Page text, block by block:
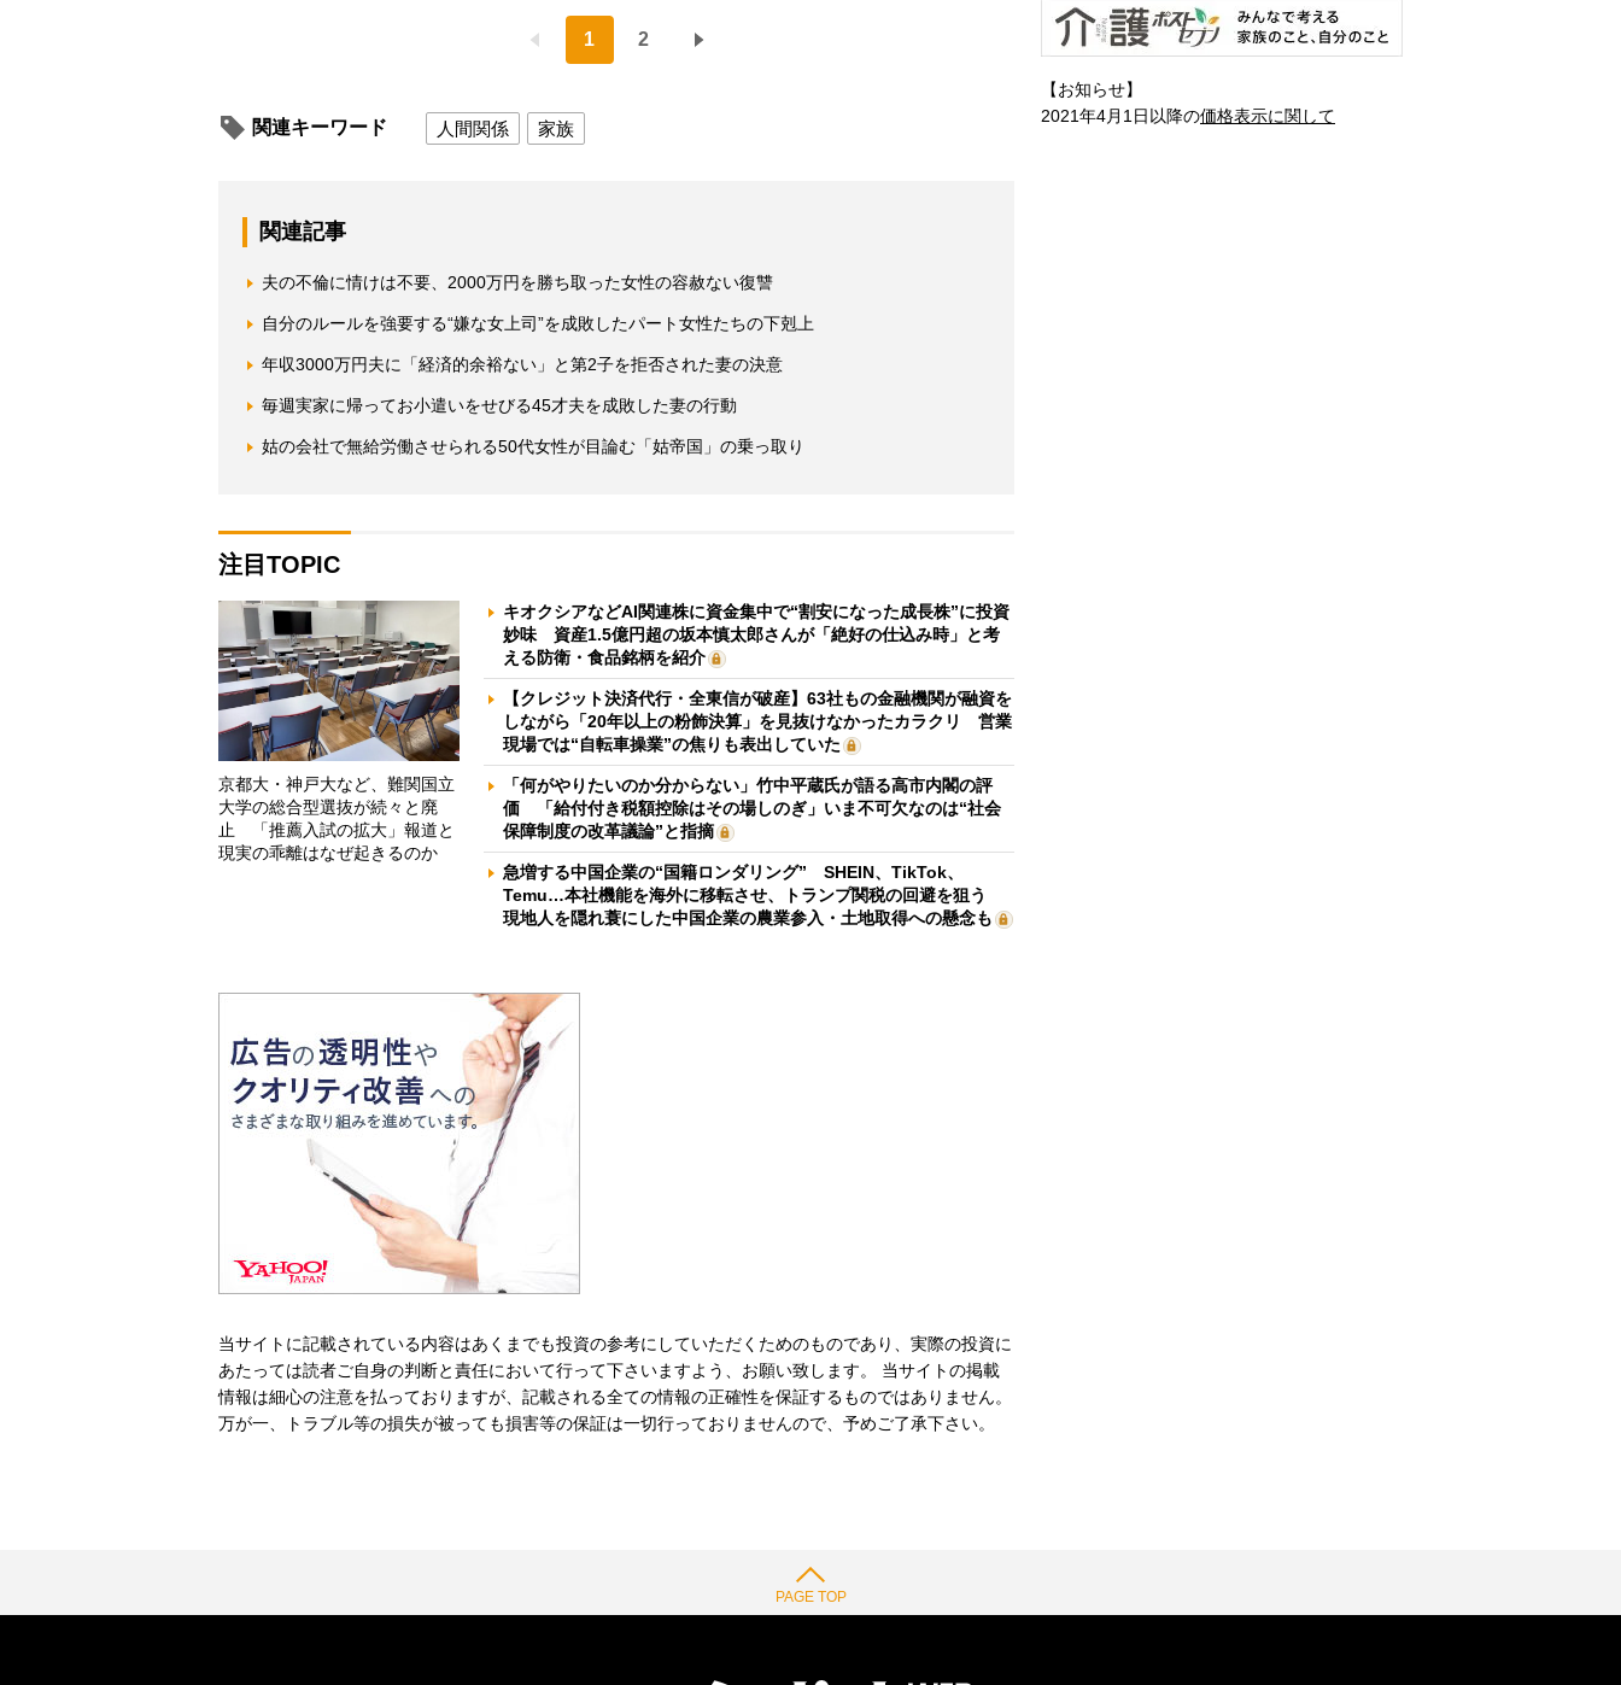
1 2
関連キーワード 人間関係 家族
関連記事
夫の不倫に情けは不要、2000万円を勝ち取った女性の容赦ない復讐
自分のルールを強要する“嫌な女上司”を成敗したパート女性たちの下剋上
年収3000万円夫に「経済的余裕ない」と第2子を拒否された妻の決意
毎週実家に帰ってお小遣いをせびる45才夫を成敗した妻の行動
姑の会社で無給労働させられる50代女性が目論む「姑帝国」の乗っ取り
注目TOPIC
京都大・神戸大など、難関国立
大学の総合型選抜が続々と廃
止 「推薦入試の拡大」報道と
現実の乖離はなぜ起きるのか
キオクシアなどAI関連株に資金集中で“割安になった成長株”に投資
妙味 資産1.5億円超の坂本慎太郎さんが「絶好の仕込み時」と考
える防衛・食品銘柄を紹介
【クレジット決済代行・全東信が破産】63社もの金融機関が融資を
しながら「20年以上の粉飾決算」を見抜けなかったカラクリ 営業
現場では“自転車操業”の焦りも表出していた
「何がやりたいのか分からない」竹中平蔵氏が語る高市内閣の評
価 「給付付き税額控除はその場しのぎ」いま不可欠なのは“社会
保障制度の改革議論”と指摘
急増する中国企業の“国籍ロンダリング” SHEIN、TikTok、
Temu…本社機能を海外に移転させ、トランプ関税の回避を狙う
現地人を隠れ蓑にした中国企業の農業参入・土地取得への懸念も
当サイトに記載されている内容はあくまでも投資の参考にしていただくためのものであり、実際の投資に
あたっては読者ご自身の判断と責任において行って下さいますよう、お願い致します。 当サイトの掲載
情報は細心の注意を払っておりますが、記載される全ての情報の正確性を保証するものではありません。
万が一、トラブル等の損失が被っても損害等の保証は一切行っておりませんので、予めご了承下さい。
【お知らせ】
2021年4月1日以降の価格表示に関して
PAGE TOP